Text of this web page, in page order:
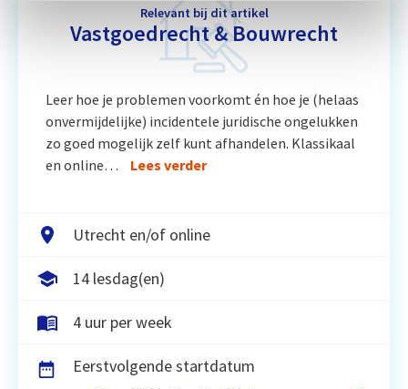
Relevant bij dit artikel
Vastgoedrecht & Bouwrecht
Leer hoe je problemen voorkomt én hoe je (helaas
onvermijdelijke) incidentele juridische ongelukken
zo goed mogelijk zelf kunt afhandelen. Klassikaal
en online…
Lees verder
Utrecht en/of online
14 lesdag(en)
4 uur per week
Eerstvolgende startdatum